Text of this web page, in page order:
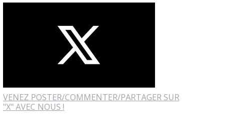
VENEZ POSTER/COMMENTER/PARTAGER SUR
"X" AVEC NOUS !